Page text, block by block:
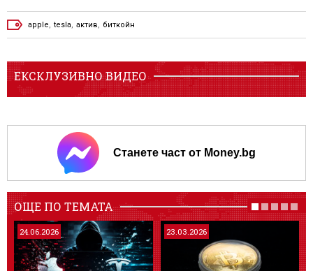
apple tesla актив биткойн
ЕКСКЛУЗИВНО ВИДЕО
Станете част от Money.bg
ОЩЕ ПО ТЕМАТА
24.06.2026 23.03.2026